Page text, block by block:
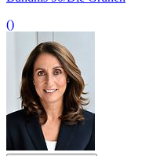
()